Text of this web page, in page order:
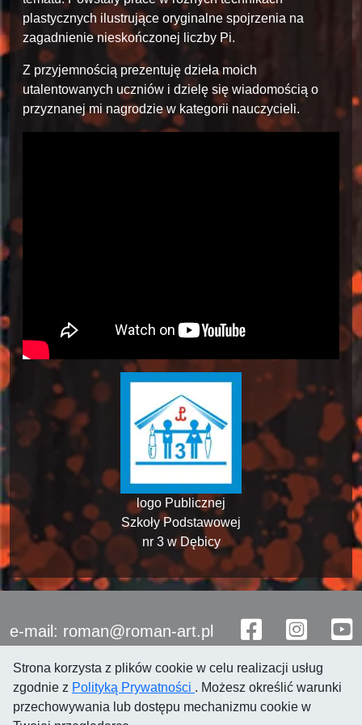
plastycznych ilustrujące oryginalne spojrzenia na
zagadnienie nieskończonej liczby Pi.
Z przyjemnością prezentuję dzieła moich
utalentowanych uczniów i dzielę się wiadomością o
przyznanej mi nagrodzie w kategorii nauczycieli.
logo Publicznej
Szkoły Podstawowej
nr 3 w Dębicy
e-mail: roman@roman-art.pl
Strona korzysta z plików cookie w celu realizacji usług
zgodnie z Polityką Prywatności . Możesz określić warunki
przechowywania lub dostępu mechanizmu cookie w